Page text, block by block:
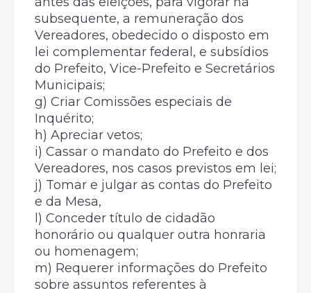
subsequente, a remuneração dos
Vereadores, obedecido o disposto em
lei complementar federal, e subsídios
do Prefeito, Vice-Prefeito e Secretários
Municipais;
g) Criar Comissões especiais de
Inquérito;
h) Apreciar vetos;
i) Cassar o mandato do Prefeito e dos
Vereadores, nos casos previstos em lei;
j) Tomar e julgar as contas do Prefeito
e da Mesa,
l) Conceder título de cidadão
honorário ou qualquer outra honraria
ou homenagem;
m) Requerer informações do Prefeito
sobre assuntos referentes à